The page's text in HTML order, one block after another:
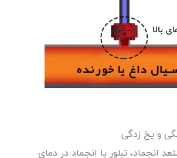
و یخ زدگی
انجماد، تبلور یا انجماد در دمای